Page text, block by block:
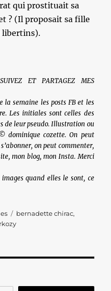
qui prostituait sa
? (Il proposait sa fille
libertins).
ET PARTAGEZ MES
la semaine les posts FB et les
Les initiales sont celles des
de leur pseudo. Illustration ou
dominique cozette. On peut
on peut commenter,
mon blog, mon Insta. Merci
quand elles le sont, ce
Étiquettes
bernadette chirac,